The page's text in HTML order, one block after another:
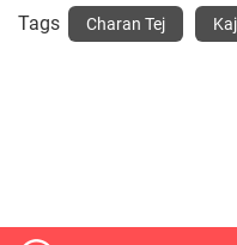
Tags Charan Tej